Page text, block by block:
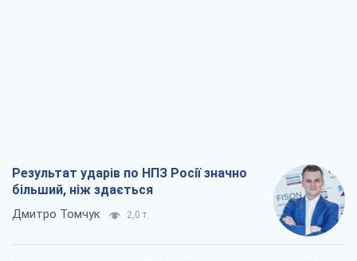
Результат ударів по НПЗ Росії значно
більший, ніж здається
Дмитро Томчук 2,0 т.